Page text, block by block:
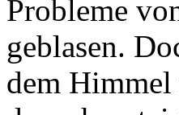
Probleme
geblasen.
dem Himmel